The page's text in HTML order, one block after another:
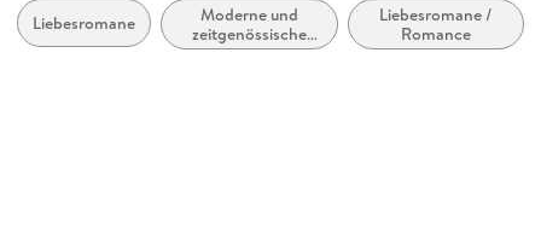
Kopierschutz
mit Wasserzeichen versehen
Liebesromane
Moderne und
zeitgenössische
Belletristik:
Liebesromane /
Romance